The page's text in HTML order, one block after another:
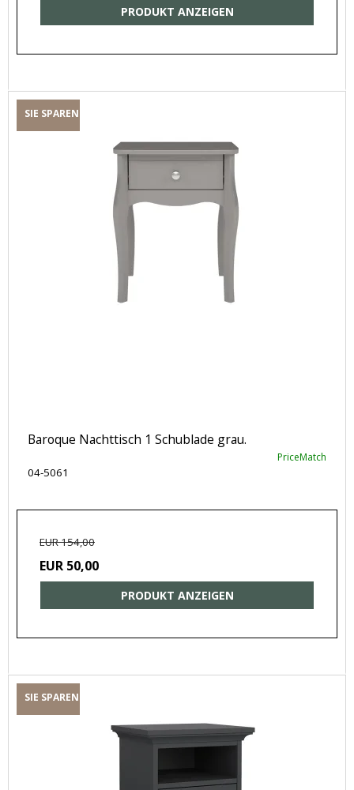
PRODUKT ANZEIGEN
SIE SPAREN
Baroque Nachttisch 1 Schublade grau.
PriceMatch
04-5061
EUR 154,00
EUR 50,00
PRODUKT ANZEIGEN
SIE SPAREN